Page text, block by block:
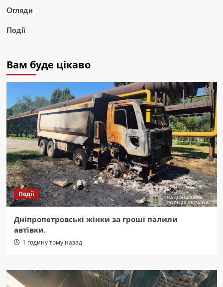
Огляди
Події
Вам буде цікаво
Події
Дніпропетровські жінки за гроші палили
автівки.
1 годину тому назад